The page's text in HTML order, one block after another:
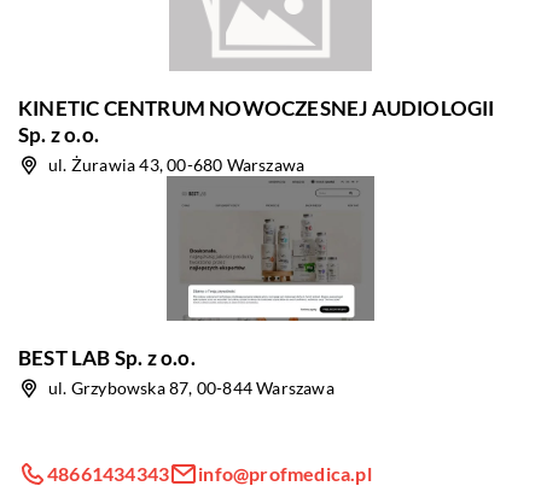
KINETIC CENTRUM NOWOCZESNEJ AUDIOLOGII
Sp. z o.o.
ul. Żurawia 43, 00-680 Warszawa
BEST LAB Sp. z o.o.
ul. Grzybowska 87, 00-844 Warszawa
48661434343
info@profmedica.pl